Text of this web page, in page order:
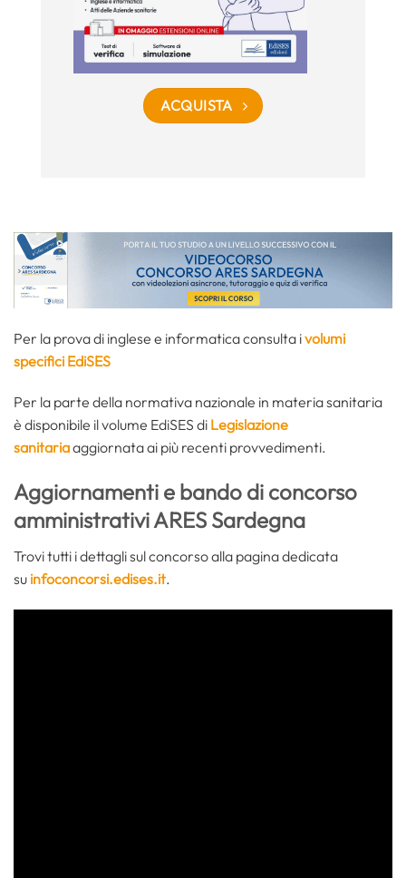
ACQUISTA
Per la prova di inglese e informatica consulta ivolumi
specifici EdiSES
Per la parte della normativa nazionale in materia sanitaria
è disponibile il volume EdiSES di Legislazione
sanitariaaggiornata ai più recenti provvedimenti.
Aggiornamenti e bando di concorso
amministrativi ARES Sardegna
Trovi tutti i dettagli sul concorso alla pagina dedicata
su infoconcorsi.edises.it.